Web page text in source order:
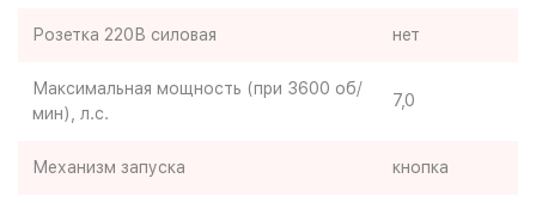
Розетка 220В силовая нет
Максимальная мощность (при 3600 об/
мин), л.с.
7,0
Механизм запуска кнопка